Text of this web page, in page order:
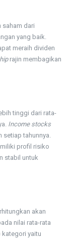
saham dari
yang baik.
meraih dividen
rajin membagikan
tinggi dari rata-
Income stocks
setiap tahunnya.
profil risiko
stabil untuk
akan
nilai rata-rata
kategori yaitu